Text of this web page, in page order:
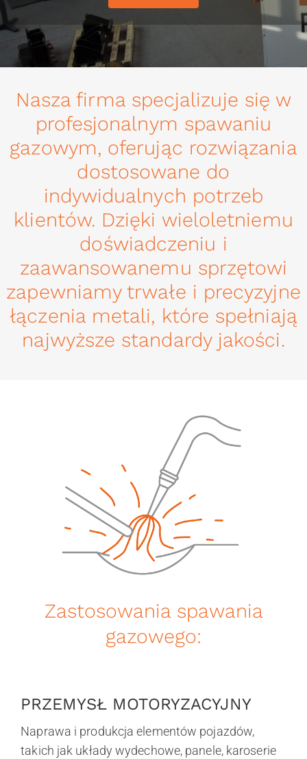
Nasza firma specjalizuje się w
profesjonalnym spawaniu
gazowym, oferując rozwiązania
dostosowane do
indywidualnych potrzeb
klientów. Dzięki wieloletniemu
doświadczeniu i
zaawansowanemu sprzętowi
zapewniamy trwałe i precyzyjne
łączenia metali, które spełniają
najwyższe standardy jakości.
Zastosowania spawania
gazowego:
PRZEMYSŁ MOTORYZACYJNY
Naprawa i produkcja elementów pojazdów,
takich jak układy wydechowe, panele, karoserie